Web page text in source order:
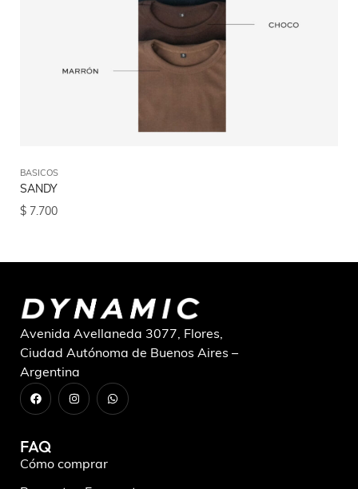
BASICOS
SANDY
$ 7.700
Avenida Avellaneda 3077, Flores,
Ciudad Autónoma de Buenos Aires –
Argentina
FAQ
Cómo comprar